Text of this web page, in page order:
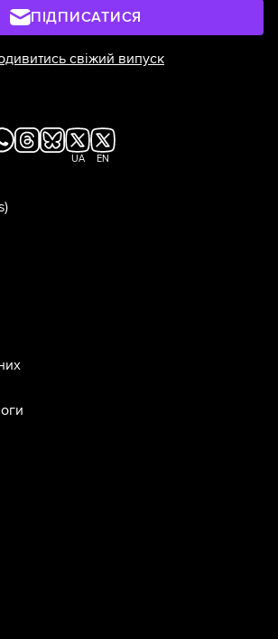
ПІДПИСАТИСЯ
свіжий випуск
UA EN